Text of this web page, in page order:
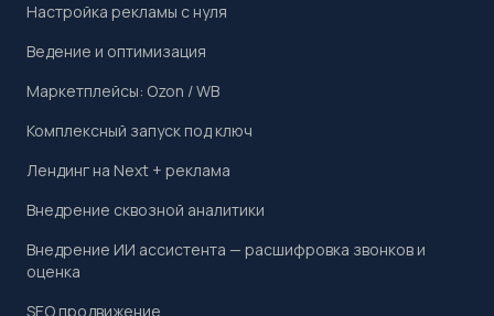
Настройка рекламы с нуля
Ведение и оптимизация
Маркетплейсы: Ozon / WB
Комплексный запуск под ключ
Лендинг на Next + реклама
Внедрение сквозной аналитики
Внедрение ИИ ассистента — расшифровка звонков и
оценка
SEO продвижение